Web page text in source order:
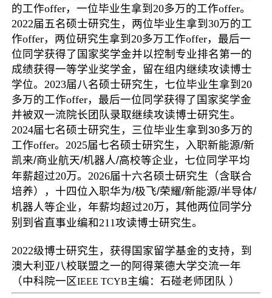
的工作offer，一位毕业生拿到 20多万的工作offer。
2022届五名硕士研究生，两位毕业生拿到30万的工
作offer，两位研究生拿到 20多万工作offer，最后一
位同学获得了国家奖学金并以控制专业排名第一的
成绩获得一等学业奖学金，留在组内继续攻读博士
学位。 2023届八名硕士研究生， 七位毕业生拿到 20
多万的工作offer，最后一位同学获得了国家奖学金
并被双一流院长团队录取继续攻读博士研究生。
2024届七名硕士研究生，三位毕业生拿到30多万的
工作offer。 2025届七名硕士研究生，入职新能源/新
凯来/商业航天/机器人/高校等企业，七位同学平均
年薪超过20万。 2026届十六名硕士研究生（含联合
培养），十四位入职华为/极飞/荣耀/新能源/半导体/
机器人等企业，年薪均超过20万，其他两位同学分
别到省直事业编和211攻读博士研究生。
2022级博士研究生，获得国家留学基金的支持，到
澳大利亚八校联盟之一的阿得莱德大学交流一年
（中科院一区IEEE TCYB主编：石碰老师团队 ）